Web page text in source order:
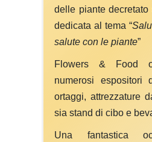
delle piante decretato
dedicata al tema “
salute con le piante”
Flowers & Food
numerosi espositori
ortaggi, attrezzature
sia stand di cibo e
Una fantastica